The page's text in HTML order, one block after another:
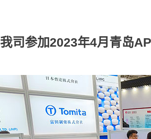
我司参加2023年4月青岛